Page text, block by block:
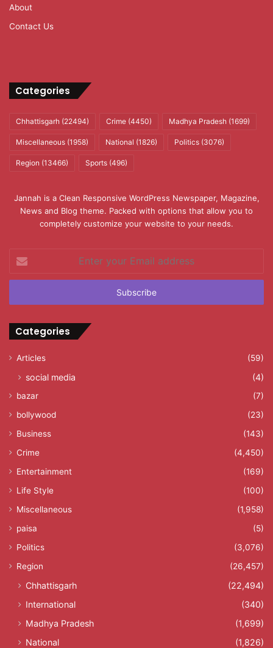
About
Contact Us
Categories
Chhattisgarh (22494) Crime (4450) Madhya Pradesh (1699)
Miscellaneous (1958) National (1826) Politics (3076)
Region (13466) Sports (496)
Jannah is a Clean Responsive WordPress Newspaper, Magazine,
News and Blog theme. Packed with options that allow you to
completely customize your website to your needs.
your
Email
Categories
Articles (59)
social media (4)
bazar
(7)
bollywood
(23)
Business
(143)
Crime
(4,450)
Entertainment
(169)
Life Style
(100)
Miscellaneous
(1,958)
paisa
(5)
Politics
(3,076)
Region
(26,457)
Chhattisgarh
(22,494)
International
(340)
Madhya Pradesh
(1,699)
National
(1,826)